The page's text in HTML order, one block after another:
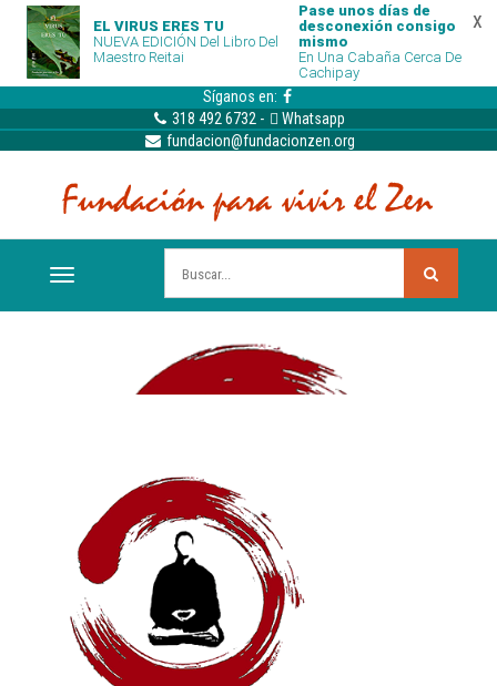
EL VIRUS ERES TU
NUEVA EDICIÓN Del Libro Del
Maestro Reitai
Pase unos días de
desconexión consigo
mismo
En Una Cabaña Cerca De
Cachipay
x
Síganos en:
318 492 6732 -
Whatsapp
fundacion@fundacionzen.org